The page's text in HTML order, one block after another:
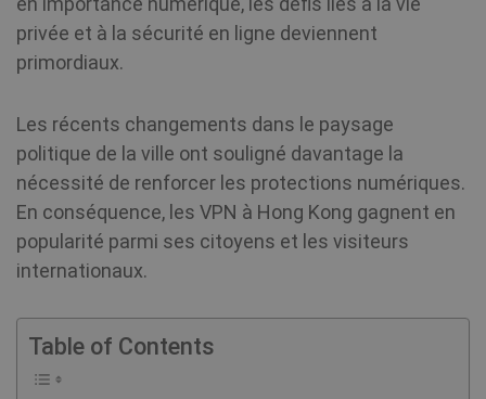
privée et à la sécurité en ligne deviennent
primordiaux.
Les récents changements dans le paysage
politique de la ville ont souligné davantage la
nécessité de renforcer les protections numériques.
En conséquence, les VPN à Hong Kong gagnent en
popularité parmi ses citoyens et les visiteurs
internationaux.
Table of Contents